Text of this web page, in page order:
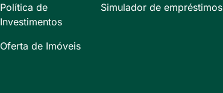
Política de
Investimentos
Oferta de Imóveis
Simulador de empréstimos